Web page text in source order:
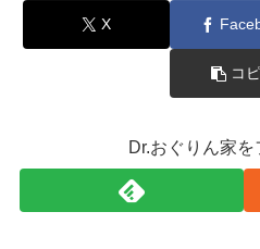
X
コ
Dr.おぐりん家